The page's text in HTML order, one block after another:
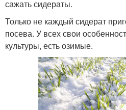
сажать сидераты.
Только не каждый сидерат
посева. У всех свои
культуры, есть озимые.